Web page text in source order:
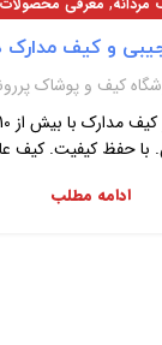
و کیف مدارک
کیف و پوشاک
با حفظ کیفیت. کیف
ادامه مطلب